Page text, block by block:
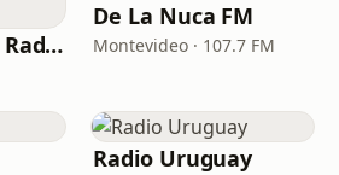
Canto y Fogón Radio Web
De La Nuca FM
Montevideo · 107.7 FM
Radio Uruguay